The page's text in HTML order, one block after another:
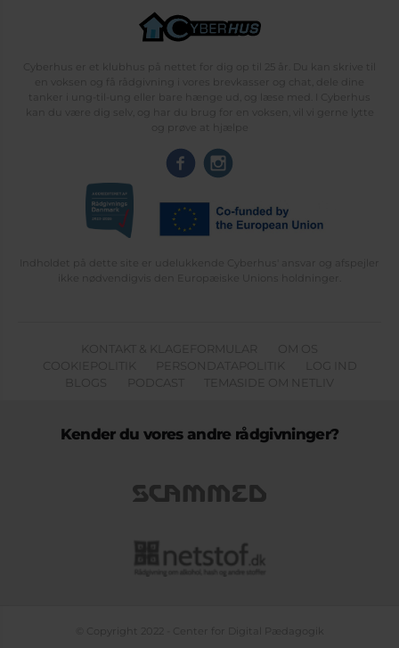
Cyberhus er et klubhus på nettet for dig op til 25 år. Du kan skrive til
en voksen og få rådgivning i vores brevkasser og chat, dele dine
tanker i ung-til-ung eller bare hænge ud, og læse med. I Cyberhus
kan du være dig selv, og har du brug for en voksen, vil vi gerne lytte
og prøve at hjælpe
Indholdet på dette site er udelukkende Cyberhus' ansvar og afspejler
ikke nødvendigvis den Europæiske Unions holdninger.
KONTAKT & KLAGEFORMULAR
OM OS
COOKIEPOLITIK
PERSONDATAPOLITIK
LOG IND
BLOGS
PODCAST TEMASIDE OM NETLIV
Kender du vores andre rådgivninger?
© Copyright 2022 - Center for Digital Pædagogik